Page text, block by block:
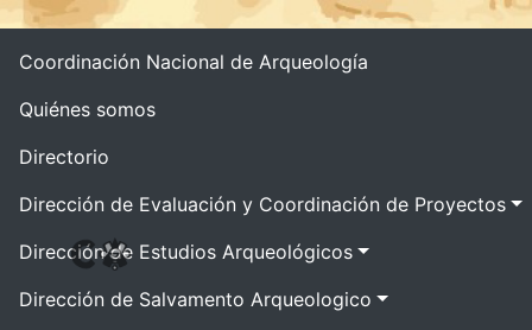
Coordinación Nacional de Arqueología
Quiénes somos
Directorio
Dirección de Evaluación y Coordinación de Proyectos
Dirección de Estudios Arqueológicos
Dirección de Salvamento Arqueologico